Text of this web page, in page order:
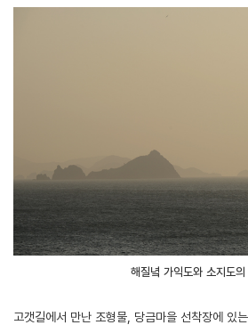
해질녘 가익도와 소지도의
고갯길에서 만난 조형물, 당금마을 선착장에 있